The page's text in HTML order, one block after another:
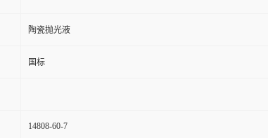
陶瓷抛光液
国标
14808-60-7